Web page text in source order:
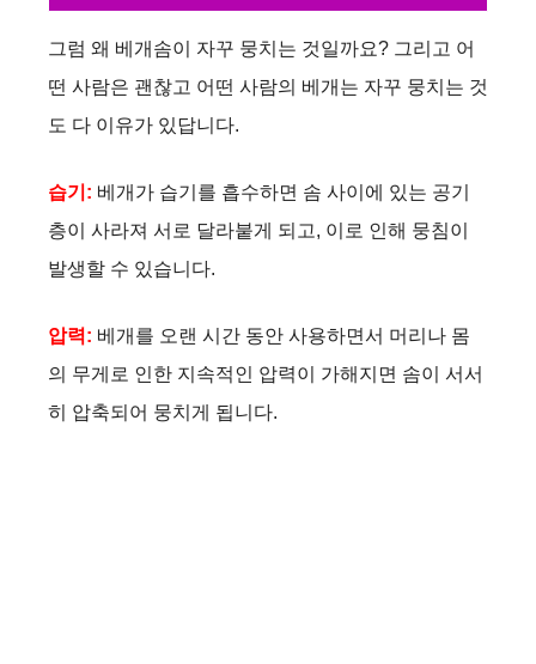
그럼 왜 베개솜이 자꾸 뭉치는 것일까요? 그리고 어
떤 사람은 괜찮고 어떤 사람의 베개는 자꾸 뭉치는 것
도 다 이유가 있답니다.
습기: 베개가 습기를 흡수하면 솜 사이에 있는 공기
층이 사라져 서로 달라붙게 되고, 이로 인해 뭉침이
발생할 수 있습니다.
압력: 베개를 오랜 시간 동안 사용하면서 머리나 몸
의 무게로 인한 지속적인 압력이 가해지면 솜이 서서
히 압축되어 뭉치게 됩니다.